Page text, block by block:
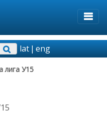
lat|eng
лига У15